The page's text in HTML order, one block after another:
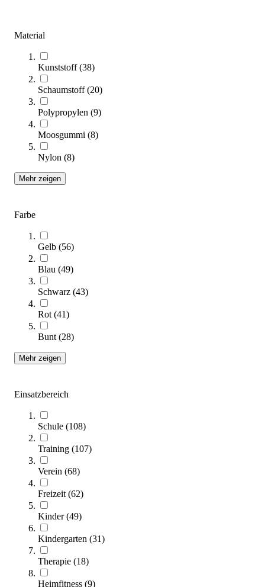
Material
Kunststoff(38)
Schaumstoff(20)
Polypropylen (9)
Moosgummi (8)
Nylon (8)
Mehr zeigen
Farbe
Gelb (56)
Blau (49)
Schwarz (43)
Rot (41)
Bunt (28)
Mehr zeigen
Einsatzbereich
Schule (108)
Training (107)
Verein (68)
Freizeit (62)
Kinder(49)
Kindergarten (31)
Therapie (18)
Heimfitness (9)
Seite
Seite
Sie lesen gerade Seite
Seite 6
Seite
Sortieren nach
SALE
tanga sports® Jonglierringe, 3er-Set
ab
9,95 €
Zum Produkt
Varianten zur Auswahl
Sofort lieferbar
tanga sports® Chiffon-Jongliertuch, 65 x 65 cm
ab 3,50 €
Zum Produkt
Varianten zur Auswahl
Nur wenige auf Lager
SALE